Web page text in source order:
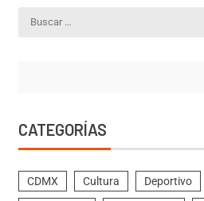
CATEGORÍAS
CDMX Cultura Deportivo